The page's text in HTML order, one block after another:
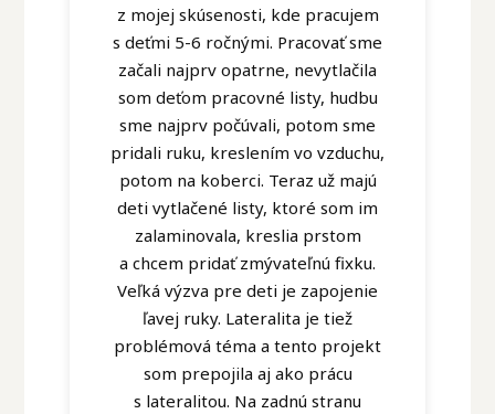
z mojej skúsenosti, kde pracujem
s deťmi 5-6 ročnými. Pracovať sme
začali najprv opatrne, nevytlačila
som deťom pracovné listy, hudbu
sme najprv počúvali, potom sme
pridali ruku, kreslením vo vzduchu,
potom na koberci. Teraz už majú
deti vytlačené listy, ktoré som im
zalaminovala, kreslia prstom
a chcem pridať zmývateľnú fixku.
Veľká výzva pre deti je zapojenie
ľavej ruky. Lateralita je tiež
problémová téma a tento projekt
som prepojila aj ako prácu
s lateralitou. Na zadnú stranu